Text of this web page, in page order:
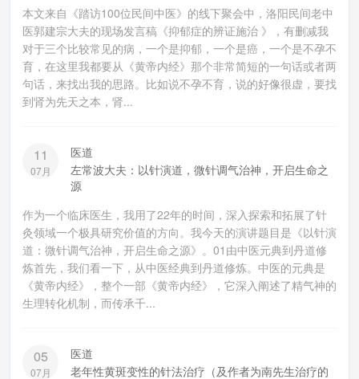
本文来自《踏访100位民间中医》的线下聚会中，洛阳民间老中
医郭建宗大夫的现场发言稿《抑郁症的辨证施治 》，有删减我
对于三个比较常见的病，一个是抑郁，一个是癌，一个是不孕不
育，在这里我都要从《黄帝内经》那个非常简短的一句话或者两
句话，来找出我的思路。比如说不孕不育，说的好像很虚，要找
到肾为先天之本，肾...
11
07月
医道
左常波大夫：以针演道，微针调气治神，开启生命之
源
作为一个临床医生，我用了22年的时间，深入探索和拓展了针
灸领域一个极具研究价值的方向。我今天的演讲题目是《以针演
道：微针调气治神，开启生命之源》。01由中医元典到丹道修
炼首先，我们看一下，从中医经典到丹道修炼。中医的元典是
《黄帝内经》，整个一部《黄帝内经》，它深入阐述了精气神的
生理转化机制，而传承千...
05
07月
医道
老年性黄斑变性的针法治疗（及作者为南先生治疗的